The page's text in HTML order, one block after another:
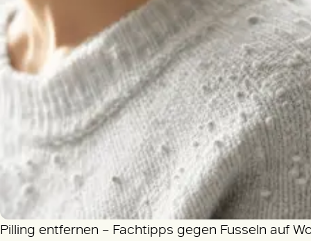
Pilling entfernen – Fachtipps gegen Fusseln auf